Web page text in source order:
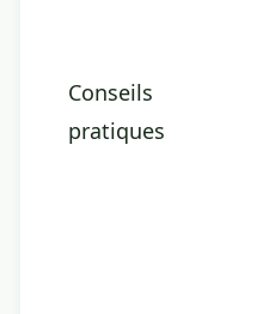
Conseils
pratiques